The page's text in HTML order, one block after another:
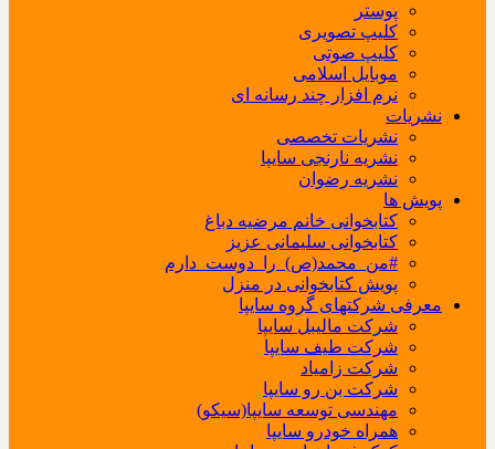
پوستر
کلیپ تصویری
کلیپ صوتی
موبایل اسلامی
نرم افزار چند رسانه ای
نشریات
نشریات تخصصی
نشریه نارنجی سایپا
نشریه رضوان
پویش ها
کتابخوانی خانم مرضیه دباغ
کتابخوانی سلیمانی عزیز
#من_محمد(ص)_را_دوست_دارم
پویش کتابخوانی در منزل
معرفی شرکتهای گروه سایپا
شرکت مالیبل سایپا
شرکت طیف سایپا
شرکت زامیاد
شرکت بن رو سایپا
مهندسی توسعه سایپا(سیکو)
همراه خودرو سایپا